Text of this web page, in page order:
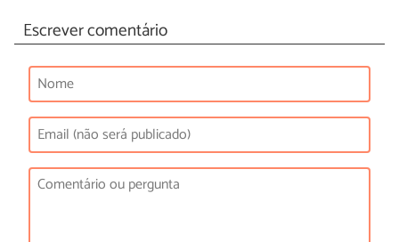
Escrever comentário